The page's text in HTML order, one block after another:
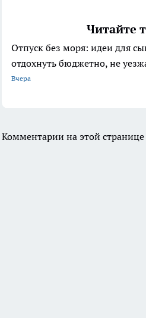
Читайте
Отпуск без моря: идеи для
отдохнуть бюджетно, не
Вчера
Комментарии на этой